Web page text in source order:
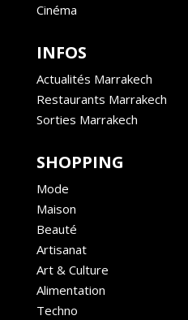
Cinéma
INFOS
Actualités Marrakech
Restaurants Marrakech
Sorties Marrakech
SHOPPING
Mode
Maison
Beauté
Artisanat
Art & Culture
Alimentation
Techno